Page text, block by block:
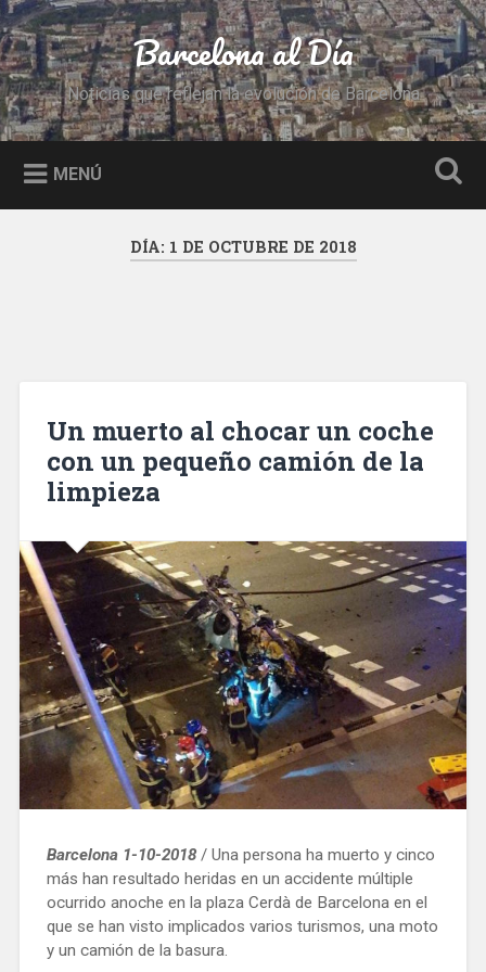
Saltar
al
contenido
Buscar Barcelona al Día
Noticias que reflejan la evolución de Barcelona
MENÚ
DÍA: 1 DE OCTUBRE DE 2018
Un muerto al chocar un coche
con un pequeño camión de la
limpieza
Barcelona 1-10-2018/ Una persona ha muerto y cinco
más han resultado heridas en un accidente múltiple
ocurrido anoche en la plaza Cerdà de Barcelona en el
que se han visto implicados varios turismos, una moto
y un camión de la basura.